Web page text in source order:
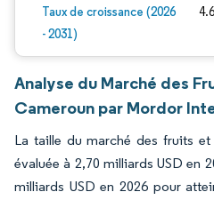
Taux de croissance (2026
- 2031)
Analyse du Marché des
Cameroun par Mordor
La taille du marché des fruits
évaluée à 2,70 milliards USD en
milliards USD en 2026 pour